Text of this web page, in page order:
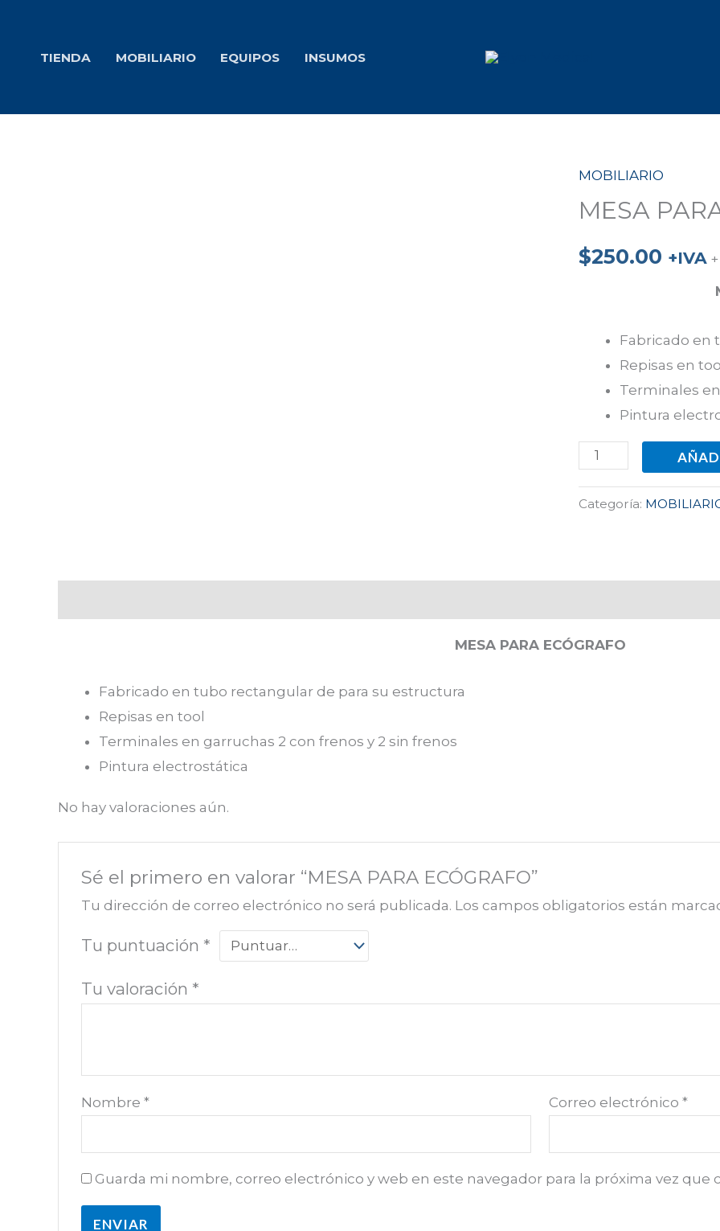
contenido
TIENDA MOBILIARIO EQUIPOS INSUMOS
MOBILIARIO
MESA
$250.00 +IVA
Fabricado en
Repisas en
Terminales
Pintura
MESA
PARA
cantidad
Categoría:
MESA PARA ECÓGRAFO
Fabricado en tubo rectangular de para su estructura
Repisas en tool
Terminales en garruchas 2 con frenos y 2 sin frenos
Pintura electrostática
No hay valoraciones aún.
Sé el primero en valorar “MESA PARA ECÓGRAFO”
Tu dirección de correo electrónico no será publicada. Los campos obligatorios están
Tu puntuación *
Tu valoración *
Nombre* Correo electrónico*
Guarda mi nombre, correo electrónico y web en este navegador para la próxima vez que